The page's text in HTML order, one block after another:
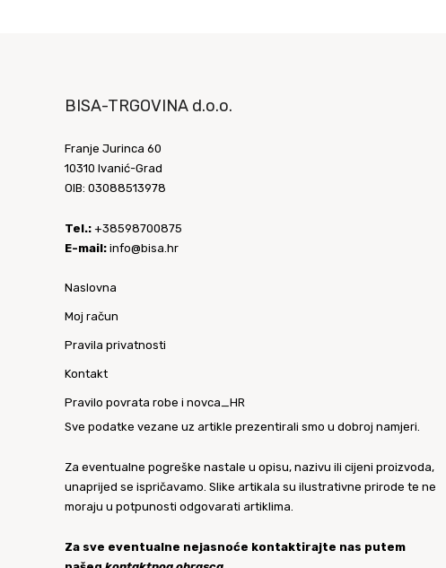
BISA-TRGOVINA d.o.o.
Franje Jurinca 60
10310 Ivanić-Grad
OIB: 03088513978
Tel.: +38598700875
E-mail: info@bisa.hr
Naslovna
Moj račun
Pravila privatnosti
Kontakt
Pravilo povrata robe i novca_HR
Sve podatke vezane uz artikle prezentirali smo u dobroj namjeri.
Za eventualne pogreške nastale u opisu, nazivu ili cijeni proizvoda,
unaprijed se ispričavamo. Slike artikala su ilustrativne prirode te ne
moraju u potpunosti odgovarati artiklima.
Za sve eventualne nejasnoće kontaktirajte nas putem